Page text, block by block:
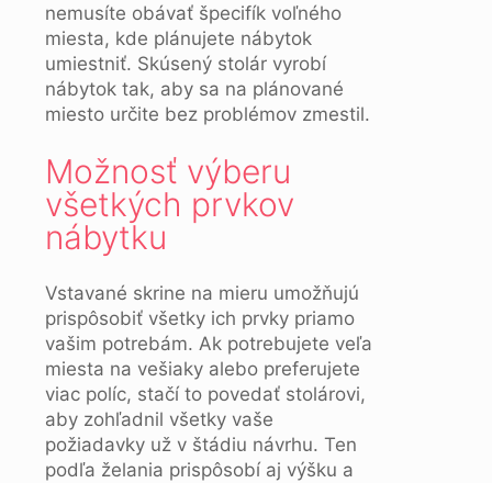
nemusíte obávať špecifík voľného
miesta, kde plánujete nábytok
umiestniť. Skúsený stolár vyrobí
nábytok tak, aby sa na plánované
miesto určite bez problémov zmestil.
Možnosť výberu
všetkých prvkov
nábytku
Vstavané skrine na mieru umožňujú
prispôsobiť všetky ich prvky priamo
vašim potrebám. Ak potrebujete veľa
miesta na vešiaky alebo preferujete
viac políc, stačí to povedať stolárovi,
aby zohľadnil všetky vaše
požiadavky už v štádiu návrhu. Ten
podľa želania prispôsobí aj výšku a